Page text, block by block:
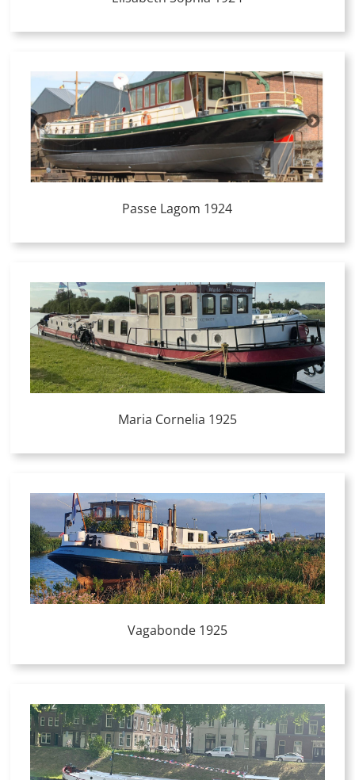
Passe Lagom 1924
Maria Cornelia 1925
Vagabonde 1925